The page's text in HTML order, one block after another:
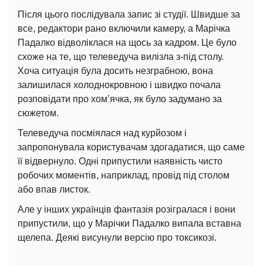
Після цього послідувала запис зі студії. Швидше за
все, редактори рано включили камеру, а Марічка
Падалко відволіклася на щось за кадром. Це було
схоже на те, що телеведуча вилізла з-під столу.
Хоча ситуація була досить незграбною, вона
залишилася холоднокровною і швидко почала
розповідати про хом’ячка, як було задумано за
сюжетом.
Телеведуча посміялася над курйозом і
запропонувала користувачам здогадатися, що саме
її відвернуло. Одні припустили наявність чисто
робочих моментів, наприклад, провід під столом
або впав листок.
Але у інших українців фантазія розігралася і вони
припустили, що у Марічки Падалко випала вставна
щелепа. Деякі висунули версію про токсикозі.